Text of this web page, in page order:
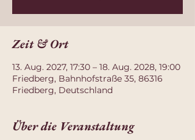
Zeit & Ort
13. Aug. 2027, 17:30 – 18. Aug. 2028, 19:00
Friedberg, Bahnhofstraße 35, 86316
Friedberg, Deutschland
Über die Veranstaltung